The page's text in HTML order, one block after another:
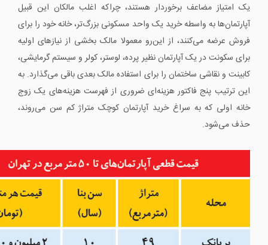
یک امتیاز مضاعف برخوردار هستند، چراکه اغلب مالکان این قبیل
آپارتمان‌ها به واسطه خرید یک واحد مسکونی بزرگ‌تر، خانه خود را برای
فروش عرضه می‌کنند، از این‌رو معمولا مالک بخشی از نیازهای اولیه
برای سکونت در یک آپارتمان نظیر پرده، لوستر، کولر و سیستم گرمایشی،
کابینت و نقاشی ساختمان را برای استفاده مالک بعدی باقی می‌گذارد. به
این ترتیب پنج فاکتور هزینه‌ای ضروری از فهرست هزینه‌های یک زوج
خانه اولی که به سراغ خرید آپارتمان کوچک متراژ کم سن می‌روند،
حذف می‌شود.